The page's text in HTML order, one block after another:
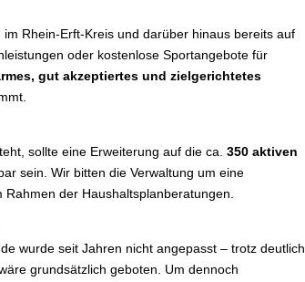
Rhein-Erft-Kreis und darüber hinaus bereits auf
oder kostenlose Sportangebote für
gut akzeptiertes und zielgerichtetes
sollte eine Erweiterung auf die ca. 350 aktiven
sein. Wir bitten die Verwaltung um eine
der Haushaltsplanberatungen.
wurde seit Jahren nicht angepasst – trotz deutlich
grundsätzlich geboten. Um dennoch